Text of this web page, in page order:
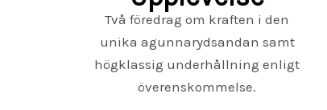
Två föredrag om kraften i den
unika agunnarydsandan samt
högklassig underhållning enligt
överenskommelse.